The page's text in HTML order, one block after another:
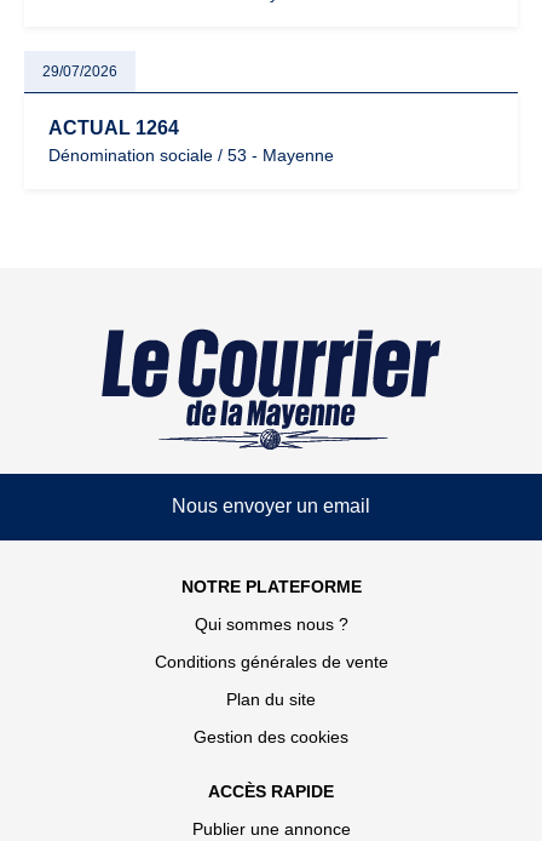
29/07/2026
ACTUAL 1264
Dénomination sociale / 53 - Mayenne
Nous envoyer un email
NOTRE PLATEFORME
Qui sommes nous ?
Conditions générales de vente
Plan du site
Gestion des cookies
ACCÈS RAPIDE
Publier une annonce